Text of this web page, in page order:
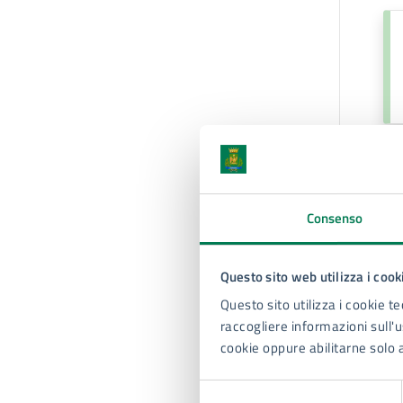
Consenso
Questo sito web utilizza i
Questo sito utilizza i cookie
raccogliere informazioni
cookie oppure abilitarne